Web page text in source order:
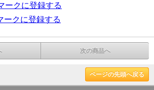
ークに登録する
ークに登録する
次の商品へ
ページの先頭へ戻る